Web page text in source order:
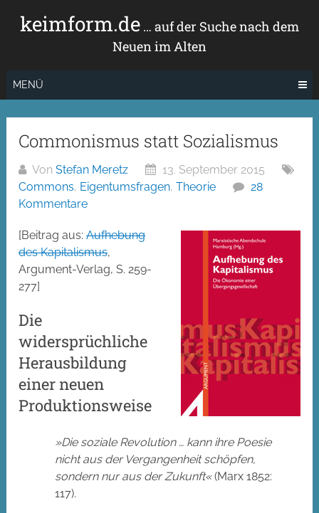
Inhaltkeimform.de… auf der Suche nach dem
Neuen im Alten
MENÜ
Commonismus statt Sozialismus
VonStefan Meretz
13. September 2015
Commons, Eigentumsfragen,Theorie
28
Kommentare
[Beitrag aus:Aufhebung
des Kapitalismus,
Argument-Verlag, S. 259-
277]
Die
widersprüchliche
Herausbildung
einer neuen
Produktionsweise
»Die soziale Revolution … kann ihre Poesie
nicht aus der Vergangenheit schöpfen,
sondern nur aus der Zukunft«(Marx 1852:
117).